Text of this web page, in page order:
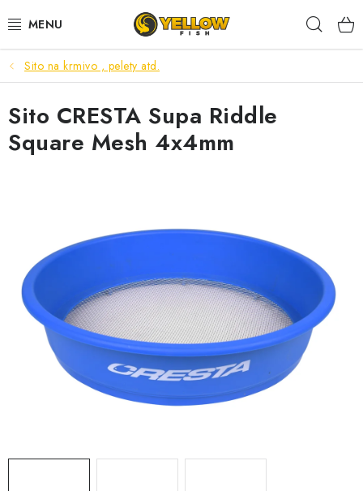
na
NOVINKY 2026
LETNÉ ZĽAVY
HALDORADO
ARÓMY
KRMIVÁ,NÁSTRAHY
BIŽUTERIA-DOPLNKY
Sito na krmivo , pelety atd.
Sito CRESTA Supa Riddle
Square Mesh 4x4mm